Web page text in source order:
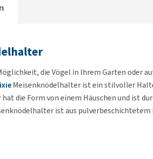
die Vögel in Ihrem Garten oder
Meisenknödelhalter ist ein stilvoller
die Form von einem Häuschen und ist
ist aus